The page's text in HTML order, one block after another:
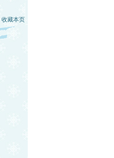
收藏本页